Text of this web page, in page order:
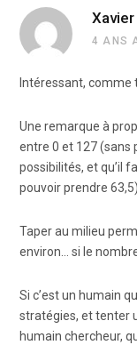
Xavier
4 ANS
Intéressant, comme
Une remarque à
entre 0 et 127 (sans
possibilités, et qu’il
pouvoir prendre 63,5).
Taper au milieu
environ… si le
Si c’est un humain
stratégies, et tenter
humain chercheur,